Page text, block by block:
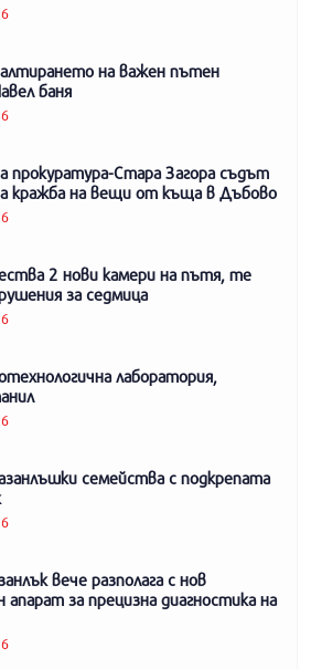
на важен пътен
баня
прокуратура-Стара Загора съдът
кражба на вещи от къща в Дъбово
2 нови камери на пътя, те
за седмица
лаборатория,
семейства с подкрепата
вече разполага с нов
апарат за прецизна диагностика на